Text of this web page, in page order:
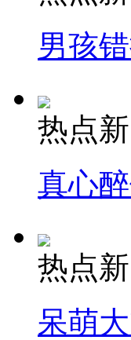
男孩
热点
真心
热点
呆萌